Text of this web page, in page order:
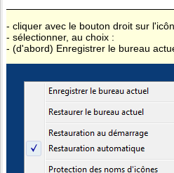
- cliquer avec le bouton droit sur
- sélectionner, au choix :
- (d'abord) Enregistrer le bureau